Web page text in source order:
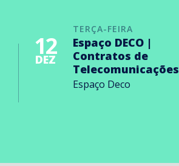
TERÇA-FEIRA
12
DEZ
Espaço DECO |
Contratos de
Telecomunicações
Espaço Deco